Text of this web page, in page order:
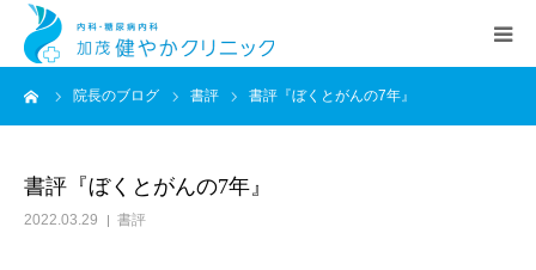
院長のブログ 書評 書評『ぼくとがんの7年』
書評『ぼくとがんの7年』
2022.03.29 書評
HOME